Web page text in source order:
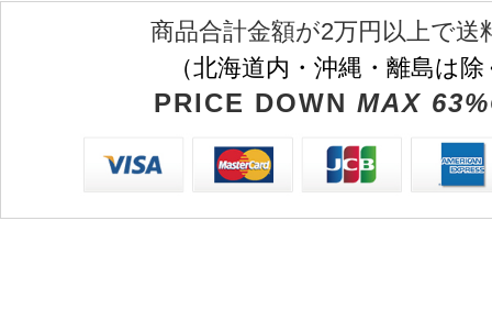
商品合計金額が2万円以上で送
（北海道内・沖縄・離島は
PRICE DOWN MAX